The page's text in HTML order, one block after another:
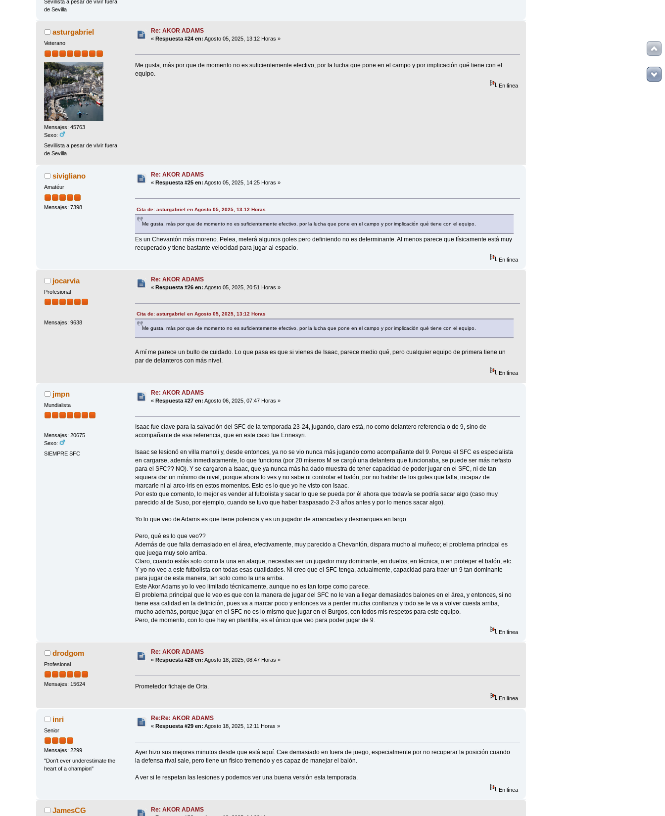
Sevillista a pesar de vivir fuera
de Sevilla
asturgabriel
Veterano
Mensajes: 45763
Sexo:
Sevillista a pesar de vivir fuera
de Sevilla
Re: AKOR ADAMS
« Respuesta #24 en: Agosto 05, 2025, 13:12 Horas »
Me gusta, más por que de momento no es suficientemente efectivo, por la lucha que pone en el campo y por implicación qué tiene con el
equipo.
En línea
sivigliano
Amatéur
Mensajes: 7398
Re: AKOR ADAMS
« Respuesta #25 en: Agosto 05, 2025, 14:25 Horas »
Cita de: asturgabriel en Agosto 05, 2025, 13:12 Horas
Me gusta, más por que de momento no es suficientemente efectivo, por la lucha que pone en el campo y por implicación qué tiene con el equipo.
Es un Chevantón más moreno. Pelea, meterá algunos goles pero definiendo no es determinante. Al menos parece que físicamente está muy
recuperado y tiene bastante velocidad para jugar al espacio.
En línea
jocarvia
Profesional
Mensajes: 9638
Re: AKOR ADAMS
«Respuesta #26 en: Agosto 05, 2025, 20:51 Horas »
Cita de: asturgabriel en Agosto 05, 2025, 13:12 Horas
Me gusta, más por que de momento no es suficientemente efectivo, por la lucha que pone en el campo y por implicación qué tiene con el equipo.
A mí me parece un bulto de cuidado. Lo que pasa es que si vienes de Isaac, parece medio qué, pero cualquier equipo de primera tiene un
par de delanteros con más nivel.
En línea
jmpn
Mundialista
Mensajes: 20675
Sexo:
SIEMPRE SFC
Re: AKOR ADAMS
«Respuesta #27 en: Agosto 06, 2025, 07:47 Horas »
Isaac fue clave para la salvación del SFC de la temporada 23-24, jugando, claro está, no como delantero referencia o de 9, sino de
acompañante de esa referencia, que en este caso fue Ennesyri.
Isaac se lesionó en villa manoli y, desde entonces, ya no se vio nunca más jugando como acompañante del 9. Porque el SFC es especialista
en cargarse, además inmediatamente, lo que funciona (por 20 míseros M se cargó una delantera que funcionaba, se puede ser más nefasto
para el SFC?? NO). Y se cargaron a Isaac, que ya nunca más ha dado muestra de tener capacidad de poder jugar en el SFC, ni de tan
siquiera dar un mínimo de nivel, porque ahora lo ves y no sabe ni controlar el balón, por no hablar de los goles que falla, incapaz de
marcarle ni al arco-iris en estos momentos. Esto es lo que yo he visto con Isaac.
Por esto que comento, lo mejor es vender al futbolista y sacar lo que se pueda por él ahora que todavía se podría sacar algo (caso muy
parecido al de Suso, por ejemplo, cuando se tuvo que haber traspasado 2-3 años antes y por lo menos sacar algo).
Yo lo que veo de Adams es que tiene potencia y es un jugador de arrancadas y desmarques en largo.
Pero, qué es lo que veo??
Además de que falla demasiado en el área, efectivamente, muy parecido a Chevantón, dispara mucho al muñeco; el problema principal es
que juega muy solo arriba.
Claro, cuando estás solo como la una en ataque, necesitas ser un jugador muy dominante, en duelos, en técnica, o en proteger el balón, etc.
Y yo no veo a este futbolista con todas esas cualidades. Ni creo que el SFC tenga, actualmente, capacidad para traer un 9 tan dominante
para jugar de esta manera, tan solo como la una arriba.
Este Akor Adams yo lo veo limitado técnicamente, aunque no es tan torpe como parece.
El problema principal que le veo es que con la manera de jugar del SFC no le van a llegar demasiados balones en el área, y entonces, si no
tiene esa calidad en la definición, pues va a marcar poco y entonces va a perder mucha confianza y todo se le va a volver cuesta arriba,
mucho además, porque jugar en el SFC no es lo mismo que jugar en el Burgos, con todos mis respetos para este equipo.
Pero, de momento, con lo que hay en plantilla, es el único que veo para poder jugar de 9.
En línea
drodgom
Profesional
Mensajes: 15624
Re: AKOR ADAMS
« Respuesta #28 en: Agosto 18, 2025, 08:47 Horas »
Prometedor fichaje de Orta.
En línea
inri
Senior
Mensajes: 2299
"Don't ever underestimate the
heart of a champion"
Re:Re: AKOR ADAMS
«Respuesta #29 en: Agosto 18, 2025, 12:11 Horas »
Ayer hizo sus mejores minutos desde que está aquí. Cae demasiado en fuera de juego, especialmente por no recuperar la posición cuando
la defensa rival sale, pero tiene un físico tremendo y es capaz de manejar el balón.
A ver si le respetan las lesiones y podemos ver una buena versión esta temporada.
En línea
JamesCG Re: AKOR ADAMS